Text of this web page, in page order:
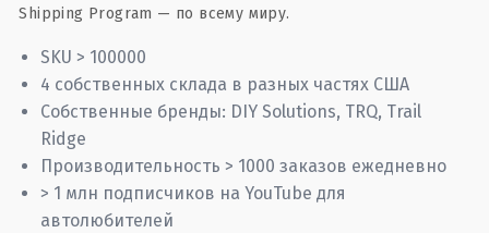
Shipping Program — по всему миру.
SKU > 100000
4 собственных склада в разных частях США
Собственные бренды: DIY Solutions, TRQ, Trail
Ridge
Производительность > 1000 заказов ежедневно
> 1 млн подписчиков на YouTube для
автолюбителей